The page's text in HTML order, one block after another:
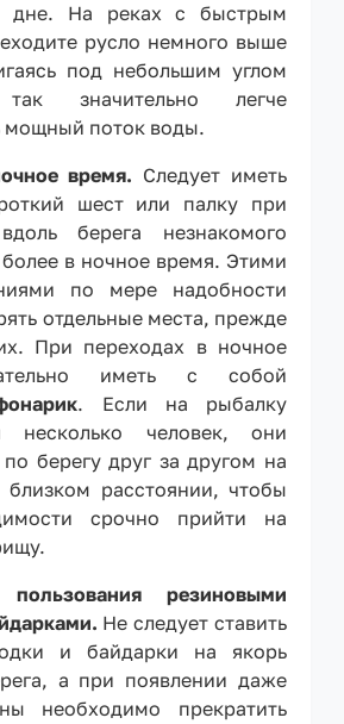
дне. На реках с быстрым
русло немного выше
под небольшим углом
значительно легче
мощный поток воды.
время. Следует иметь
шест или палку при
берега незнакомого
в ночное время. Этими
по мере надобности
отдельные места, прежде
При переходах в ночное
иметь с собой
. Если на рыбалку
несколько человек, они
берегу друг за другом на
близком расстоянии, чтобы
срочно прийти на
резиновыми
Не следует ставить
и байдарки на якорь
а при появлении даже
необходимо прекратить